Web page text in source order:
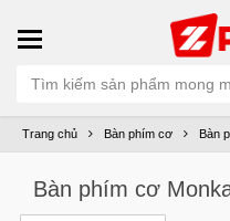
Trang chủ Bàn phím cơ Bàn
Bàn phím cơ